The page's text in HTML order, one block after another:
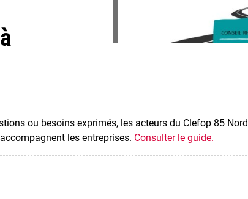
ou besoins exprimés, les acteurs du Clefop 85
les entreprises. Consulter le guide.